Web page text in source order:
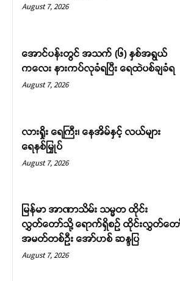
August 7, 2026
အောင်ပန်းတွင် အသက် (၆) နှစ်အရွယ်
ကလေး နားကပ်လုခံရပြီး ရေထဲပစ်ချခံရ
August 7, 2026
လားရှိုး ရေကြီး၊ နေအိမ်နှင့် လယ်များ
ရေနစ်မြှုပ်
August 7, 2026
မြန်မာ အာဏာသိမ်း သမ္မတ ထိုင်း
လွှတ်တော်သို့ ရောက်ရှိစဉ် ထိုင်းလွှတ်တေ
အမတ်တစ်ဦး အော်ဟစ် ဆန္ဒပြ
August 7, 2026